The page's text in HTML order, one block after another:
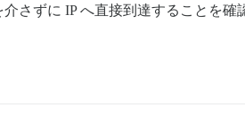
さずに IP へ直接到達することを確